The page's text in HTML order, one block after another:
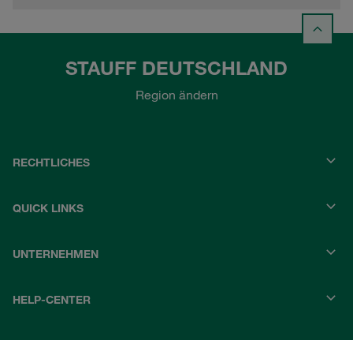
STAUFF DEUTSCHLAND
Region ändern
RECHTLICHES
QUICK LINKS
UNTERNEHMEN
HELP-CENTER